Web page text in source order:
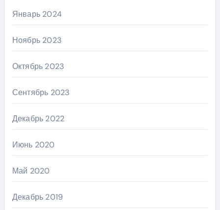
Январь 2024
Ноябрь 2023
Октябрь 2023
Сентябрь 2023
Декабрь 2022
Июнь 2020
Май 2020
Декабрь 2019